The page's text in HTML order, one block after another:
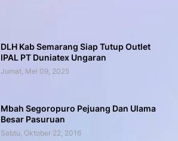
DLH Kab Semarang Siap Tutup Outlet
IPAL PT Duniatex Ungaran
Jumat, Mei 09, 2025
Mbah Segoropuro Pejuang Dan Ulama
Besar Pasuruan
Sabtu, Oktober 22, 2016